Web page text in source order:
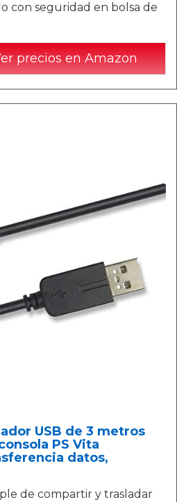
con seguridad en bolsa de
precios en Amazon
USB de 3 metros
PS Vita
datos,
de compartir y trasladar